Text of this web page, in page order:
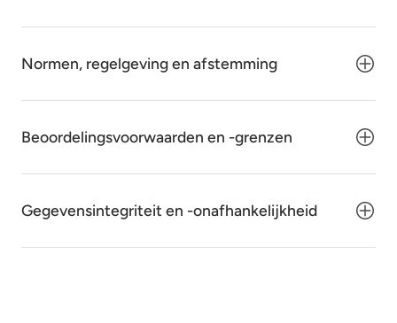
Normen, regelgeving en afstemming
Beoordelingsvoorwaarden en -grenzen
Gegevensintegriteit en -onafhankelijkheid